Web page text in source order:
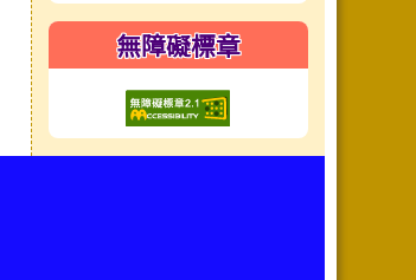
無障礙標章